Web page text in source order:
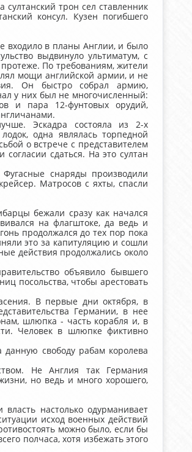
трон сел ставленник
консул. Кузен погибшего
входило в планы Англии, и было
выдвинуло ультиматум, с
По требованиям, жители
мощи английской армии, и не
Он быстро собрал армию,
у них был не многочисленный:
и пара 12-фунтовых орудий,
Эскадра состояла из 2-х
одна являлась торпедной
о встрече с представителем
сдаться. На это султан
снаряды производили
Матросов с яхты, спасли
бежали сразу как начался
на флагштоке, да ведь и
продолжался до тех пор пока
это за капитуляцию и сошли
действия продолжались около
объявило бывшего
посольства, чтобы арестовать
В первые дни октября, в
Германии, в нее
шлюпка - часть корабля и, в
Человек в шлюпке фиктивно
данную свободу рабам королева
Не Англия так Германия
но ведь и много хорошего,
настолько одурманивает
исход военных действий
можно было, если бы
полчаса, хотя избежать этого